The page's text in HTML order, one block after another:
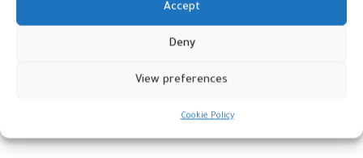
Accept
Deny
View preferences
Cookie Policy
المغرب يعرض خبرته الدولية للقضاء